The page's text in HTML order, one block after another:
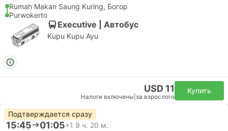
Rumah Makan Saung Kuring, Богор
Purwokerto
Executive | Автобус
Kupu Kupu Ayu
USD 11
Налоги включены за взрослого
Купить
Подтверждается сразу
15:45 01:05+1 9 ч. 20 м.